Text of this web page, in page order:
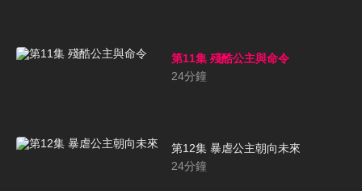
第11集 殘酷公主與命令
24分鐘
第12集 暴虐公主朝向未來
24分鐘